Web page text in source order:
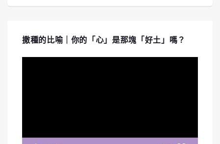
撒種的比喻｜你的「心」是那塊「好土」嗎？